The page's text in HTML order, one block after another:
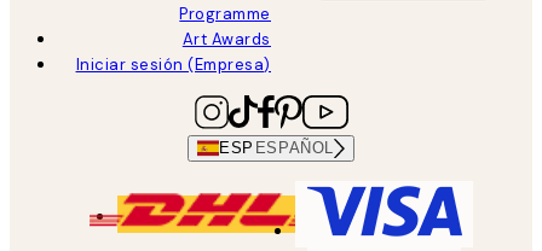
Programme
Art Awards
Iniciar sesión (Empresa)
ESP ESPAÑOL